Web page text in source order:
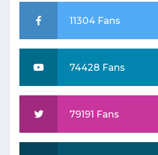
11304 Fans
74428 Fans
79191 Fans